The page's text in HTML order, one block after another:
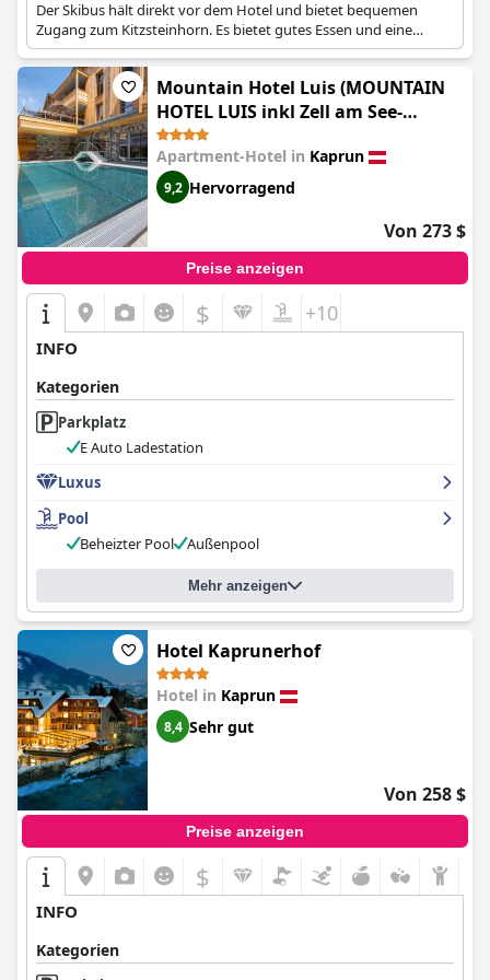
Der Skibus hält direkt vor dem Hotel und bietet bequemen
Zugang zum Kitzsteinhorn. Es bietet gutes Essen und eine
schöne Sauna.
Mountain Hotel Luis (MOUNTAIN
HOTEL LUIS inkl Zell am See-
Kaprun Sommerkarte)
Apartment-Hotel in Kaprun
9,2 Hervorragend
Von 273 $
Preise anzeigen
$ +10
INFO
Kategorien
Parkplatz
E Auto Ladestation
Luxus
Pool
Beheizter Pool
Außenpool
Mehr anzeigen
Hotel Kaprunerhof
Hotel in Kaprun
8,4 Sehr gut
Von 258 $
Preise anzeigen
$
INFO
Kategorien